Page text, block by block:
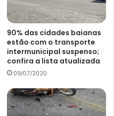
90% das cidades baianas
estão com o transporte
intermunicipal suspenso;
confira a lista atualizada
09/07/2020